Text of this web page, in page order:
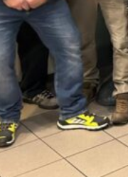
wir eine Wartung
Arbeitsplatz?
Projekte, ein